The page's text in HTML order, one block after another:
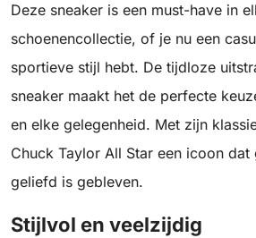
Deze sneaker is een must-have in
schoenencollectie, of je nu een
sportieve stijl hebt. De tijdloze
sneaker maakt het de perfecte
en elke gelegenheid. Met zijn
Chuck Taylor All Star een icoon dat
geliefd is gebleven.
Stijlvol en veelzijdig